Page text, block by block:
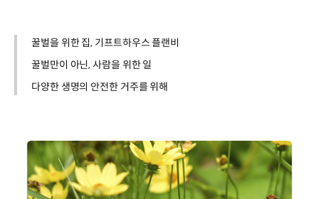
꿀벌을 위한 집, 기프트하우스 플랜비
꿀벌만이 아닌, 사람을 위한 일
다양한 생명의 안전한 거주를 위해